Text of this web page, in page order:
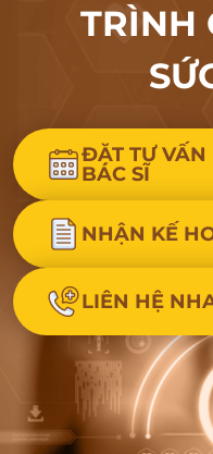
TRÌNH
ĐẶT TƯ VẤN
BÁC SĨ
NHẬN KẾ
LIÊN HỆ